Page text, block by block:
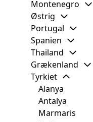
Montenegro
Østrig
Portugal
Spanien
Thailand
Grækenland
Tyrkiet
Alanya
Antalya
Marmaris